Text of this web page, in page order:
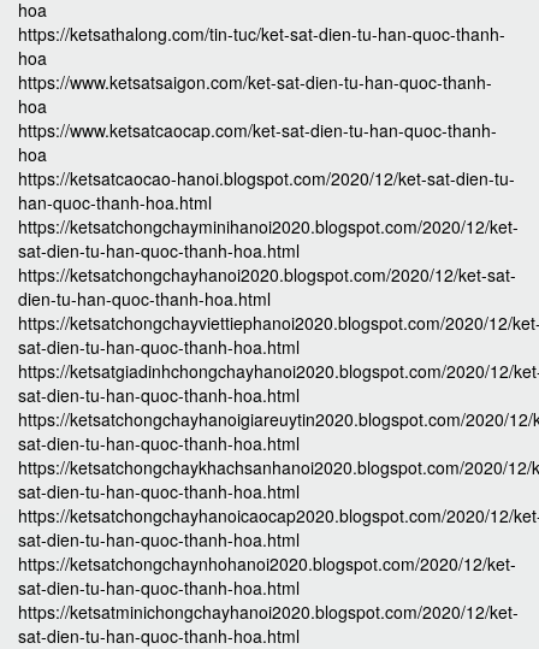
hoa
https://ketsathalong.com/tin-tuc/ket-sat-dien-tu-han-quoc-thanh-
hoa
https://www.ketsatsaigon.com/ket-sat-dien-tu-han-quoc-thanh-
hoa
https://www.ketsatcaocap.com/ket-sat-dien-tu-han-quoc-thanh-
hoa
https://ketsatcaocao-hanoi.blogspot.com/2020/12/ket-sat-dien-tu-
han-quoc-thanh-hoa.html
https://ketsatchongchayminihanoi2020.blogspot.com/2020/12/ket-
sat-dien-tu-han-quoc-thanh-hoa.html
https://ketsatchongchayhanoi2020.blogspot.com/2020/12/ket-sat-
dien-tu-han-quoc-thanh-hoa.html
https://ketsatchongchayviettiephanoi2020.blogspot.com/2020/12/
sat-dien-tu-han-quoc-thanh-hoa.html
https://ketsatgiadinhchongchayhanoi2020.blogspot.com/2020/12/
sat-dien-tu-han-quoc-thanh-hoa.html
https://ketsatchongchayhanoigiareuytin2020.blogspot.com/2020/12/
sat-dien-tu-han-quoc-thanh-hoa.html
https://ketsatchongchaykhachsanhanoi2020.blogspot.com/2020/12/
sat-dien-tu-han-quoc-thanh-hoa.html
https://ketsatchongchayhanoicaocap2020.blogspot.com/2020/12/
sat-dien-tu-han-quoc-thanh-hoa.html
https://ketsatchongchaynhohanoi2020.blogspot.com/2020/12/ket-
sat-dien-tu-han-quoc-thanh-hoa.html
https://ketsatminichongchayhanoi2020.blogspot.com/2020/12/ket-
sat-dien-tu-han-quoc-thanh-hoa.html